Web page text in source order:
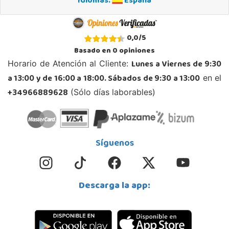
Avenida Molino de la Vega, C.C. Puerta del Odiel, Pol. Pesquero Norte, Nave 4
Cádiz
Avenida de Europa, 13
Localizar Tienda
Juguetilandia Leganés
Madrid
0,0/5
Basado en0opiniones
Horario de Atención al Cliente: Lunes a Viernes de 9:30
a 13:00 y de 16:00 a 18:00. Sábados de 9:30 a 13:00 en el
+34966889628 (Sólo días laborables)
Síguenos
Descarga la app: